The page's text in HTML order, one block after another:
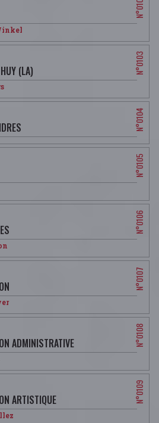
(LA)
ADMINISTRATIVE
ARTISTIQUE